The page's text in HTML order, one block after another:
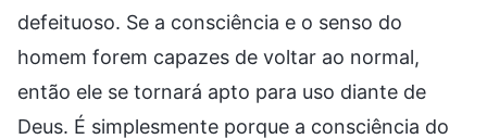
defeituoso. Se a consciência e o senso do
homem forem capazes de voltar ao normal,
então ele se tornará apto para uso diante de
Deus. É simplesmente porque a consciência do